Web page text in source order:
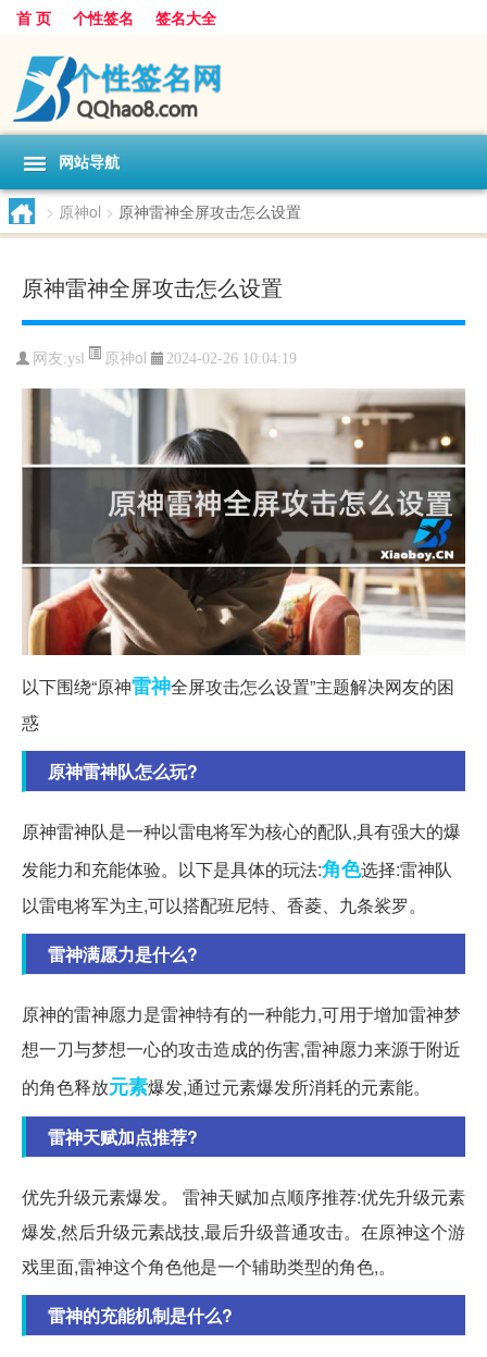
首 页 个性签名 签名大全
网站导航
> 原神ol > 原神雷神全屏攻击怎么设置
原神雷神全屏攻击怎么设置
网友:ysl 原神ol 2024-02-26 10:04:19
以下围绕“原神雷神全屏攻击怎么设置”主题解决网友的困
惑
原神雷神队怎么玩?
原神雷神队是一种以雷电将军为核心的配队,具有强大的爆
发能力和充能体验。以下是具体的玩法:角色选择:雷神队
以雷电将军为主,可以搭配班尼特、香菱、九条裟罗。
雷神满愿力是什么?
原神的雷神愿力是雷神特有的一种能力,可用于增加雷神梦
想一刀与梦想一心的攻击造成的伤害,雷神愿力来源于附近
的角色释放元素爆发,通过元素爆发所消耗的元素能。
雷神天赋加点推荐?
优先升级元素爆发。 雷神天赋加点顺序推荐:优先升级元素
爆发,然后升级元素战技,最后升级普通攻击。在原神这个游
戏里面,雷神这个角色他是一个辅助类型的角色,。
雷神的充能机制是什么?